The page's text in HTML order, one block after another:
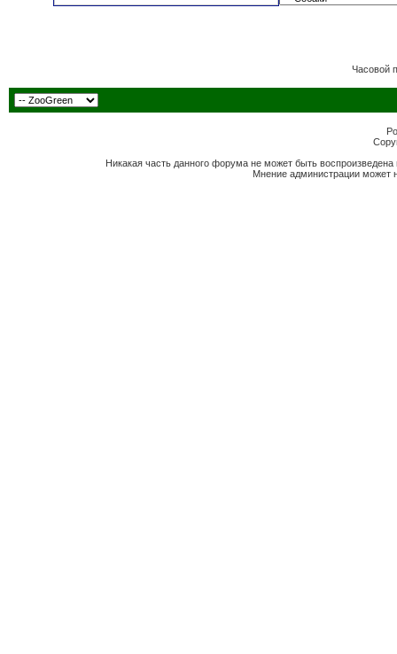
Часовой
Никакая часть данного форума не может быть
Мнение администрации может